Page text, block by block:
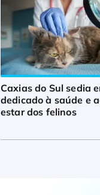
Caxias do Sul sedia
dedicado à saúde e
estar dos felinos